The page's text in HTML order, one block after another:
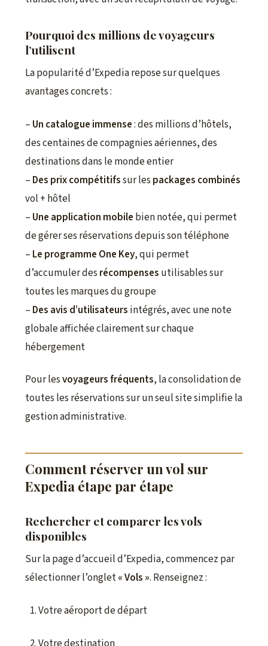
Pourquoi des millions de voyageurs
l’utilisent
La popularité d’Expedia repose sur quelques
avantages concrets :
– Un catalogue immense: des millions d’hôtels,
des centaines de compagnies aériennes, des
destinations dans le monde entier
– Des prix compétitifssur les packages combinés
vol + hôtel
– Une application mobile bien notée, qui permet
de gérer ses réservations depuis son téléphone
– Le programme One Key, qui permet
d’accumuler des récompenses utilisables sur
toutes les marques du groupe
– Des avis d’utilisateurs intégrés, avec une note
globale affichée clairement sur chaque
hébergement
Pour lesvoyageurs fréquents, la consolidation de
toutes les réservations sur un seul site simplifie la
gestion administrative.
Comment réserver un vol sur
Expedia étape par étape
Rechercher et comparer les vols
disponibles
Sur la page d’accueil d’Expedia, commencez par
sélectionner l’onglet« Vols ». Renseignez :
Votre aéroport de départ